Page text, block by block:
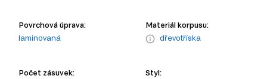
Povrchová úprava:
laminovaná
Materiál korpusu:
dřevotříska
Počet zásuvek:
Styl: